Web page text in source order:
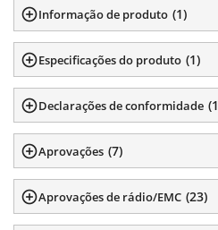
Informação de produto (1)
Especificações do produto (1)
Declarações de conformidade (1
Aprovações (7)
Aprovações de rádio/EMC (23)